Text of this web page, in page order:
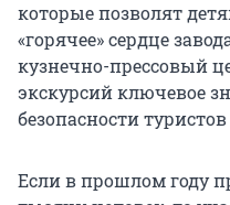
которые позволят
«горячее» сердце
кузнечно-прессовый
экскурсий ключевое
безопасности
Если в прошлом году